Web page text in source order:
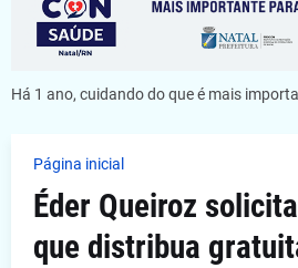
Há 1 ano, cuidando do que é mais
Página inicial
Éder Queiroz
que distribua